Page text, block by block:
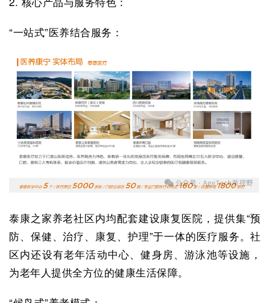
“一站式”医养结合服务：
泰康之家养老社区内均配套建设康复医院，提供集“预
防、保健、治疗、康复、护理”于一体的医疗服务。社
区内还设有老年活动中心、健身房、游泳池等设施，
为老年人提供全方位的健康生活保障。